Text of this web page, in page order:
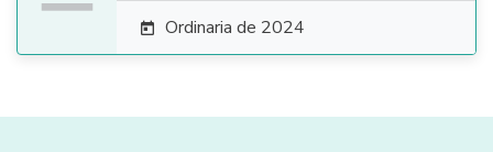
 Ordinaria de 2024